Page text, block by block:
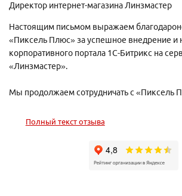
Полный текст отзыва
Директор интернет-магазина Линзмастер
Настоящим письмом выражаем
«Пиксель Плюс» за успешное внедрение и
корпоративного портала 1С-Битрикс на
«Линзмастер».
Мы продолжаем сотрудничать с «Пиксель
любых проектов в области интернет-